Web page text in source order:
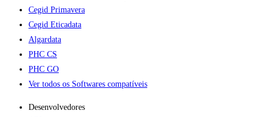
Cegid Primavera
Cegid Eticadata
Algardata
PHC CS
PHC GO
Ver todos os Softwares compatíveis
Desenvolvedores